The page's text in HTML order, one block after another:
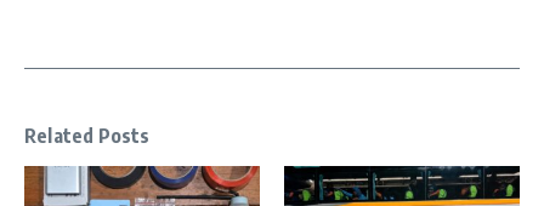
Related Posts